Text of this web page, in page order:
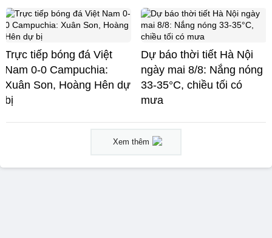
Trực tiếp bóng đá Việt
Nam 0-0 Campuchia:
Xuân Son, Hoàng Hên dự
bị
Dự báo thời tiết Hà Nội
ngày mai 8/8: Nắng nóng
33-35°C, chiều tối có
mưa
Xem thêm